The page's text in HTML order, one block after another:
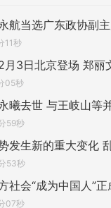
航当选广东政协副
11秒
05秒
曦去世 与王岐山等
59秒
发生新的重大变化
53秒
社会“成为中国人”正
07秒